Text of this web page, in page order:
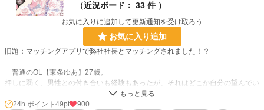
（近況ボード： 33 件 ）
お気に入りに追加して更新通知を受け取ろう
お気に入り追加
旧題：マッチングアプリで弊社社長とマッチングされました！？
普通のOL【東条ゆあ】27歳。
押しに弱く、男性との付き合いも経験もあったが、それはどこか自分の望んでい
周りも結婚していき、異性との出会いも減ってきた頃、巷で成約が多いと噂のマ
24h.ポイント 49pt
900